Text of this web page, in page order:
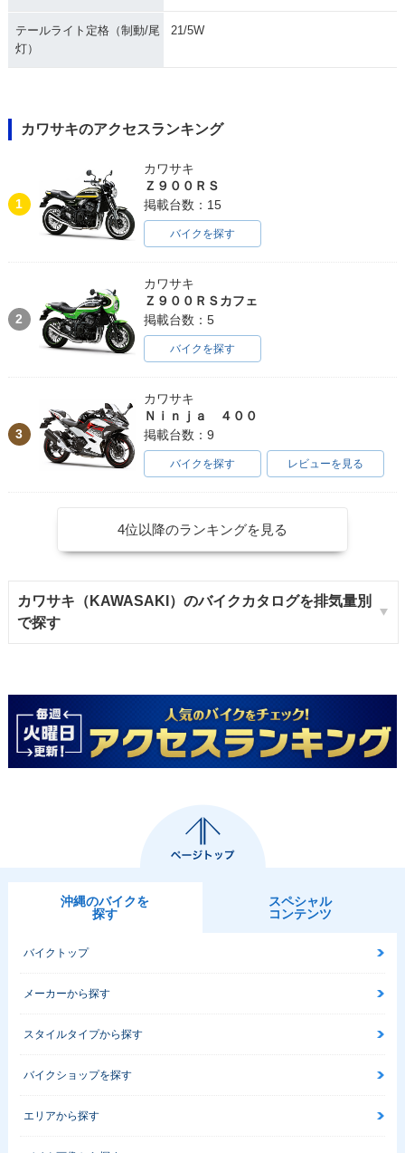
テールライト定格（制動/尾
灯）
21/5W
カワサキのアクセスランキング
1
カワサキ
Ｚ９００ＲＳ
掲載台数：15
バイクを探す
2
カワサキ
Ｚ９００ＲＳカフェ
掲載台数：5
バイクを探す
3
カワサキ
Ｎｉｎｊａ ４００
掲載台数：9
バイクを探す レビューを見る
4位以降のランキングを見る
カワサキ（KAWASAKI）のバイクカタログを排気量別
で探す
沖縄のバイクを
探す
スペシャル
コンテンツ
バイクトップ
メーカーから探す
スタイルタイプから探す
バイクショップを探す
エリアから探す